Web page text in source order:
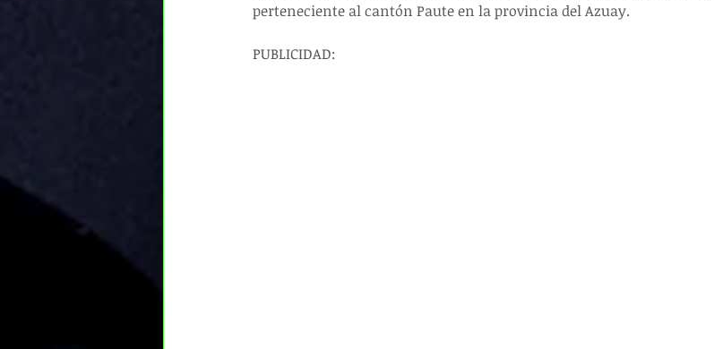
perteneciente al cantón Paute en la provincia del Azuay.
PUBLICIDAD: